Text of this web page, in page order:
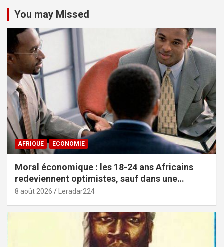
You may Missed
AFRIQUE ECONOMIE
Moral économique : les 18-24 ans Africains
redeviennent optimistes, sauf dans une
poignée de pays (African Youth Survey 2026)
8 août 2026 Leradar224